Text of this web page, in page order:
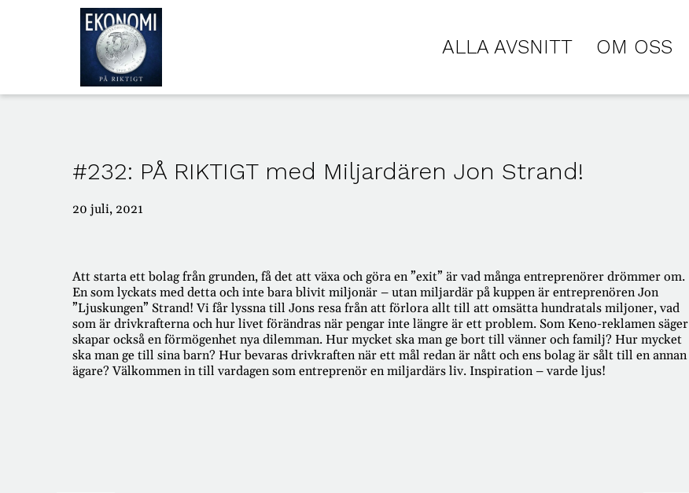
ALLA AVSNITT OM OSS
#232: PÅ RIKTIGT med Miljardären Jon Strand!
20 juli, 2021
Att starta ett bolag från grunden, få det att växa och göra en ”exit” är vad många entreprenörer drömmer om.
En som lyckats med detta och inte bara blivit miljonär – utan miljardär på kuppen är entreprenören Jon
”Ljuskungen” Strand! Vi får lyssna till Jons resa från att förlora allt till att omsätta hundratals miljoner, vad
som är drivkrafterna och hur livet förändras när pengar inte längre är ett problem. Som Keno-reklamen säger
skapar också en förmögenhet nya dilemman. Hur mycket ska man ge bort till vänner och familj? Hur mycket
ska man ge till sina barn? Hur bevaras drivkraften när ett mål redan är nått och ens bolag är sålt till en annan
ägare? Välkommen in till vardagen som entreprenör en miljardärs liv. Inspiration – varde ljus!